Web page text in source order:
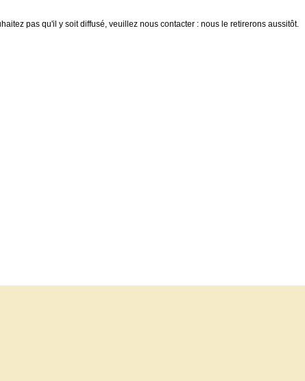
pas qu'il y soit diffusé, veuillez nous contacter : nous le retirerons aussitôt.